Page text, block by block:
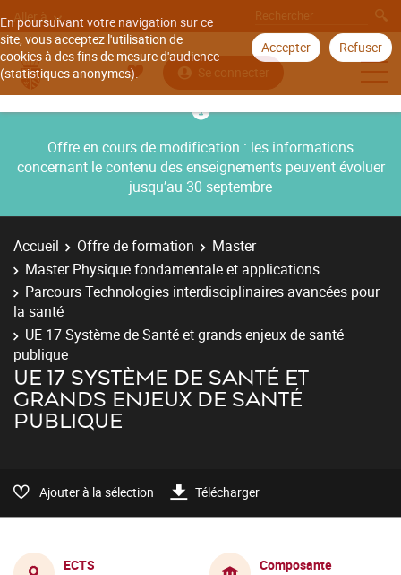
En poursuivant votre navigation sur ce
site, vous acceptez l'utilisation de
cookies à des fins de mesure d'audience
(statistiques anonymes).
Accepter Refuser
Aller à
Se connecter
Offre en cours de modification : les informations
concernant le contenu des enseignements peuvent évoluer
jusqu’au 30 septembre
Accueil Offre de formation
Master
Master Physique fondamentale et applications
Parcours Technologies interdisciplinaires avancées pour
la santé
UE 17 Système de Santé et grands enjeux de santé
publique
UE 17 SYSTÈME DE SANTÉ ET
GRANDS ENJEUX DE SANTÉ
PUBLIQUE
Ajouter à la sélection Télécharger
ECTS
Composante